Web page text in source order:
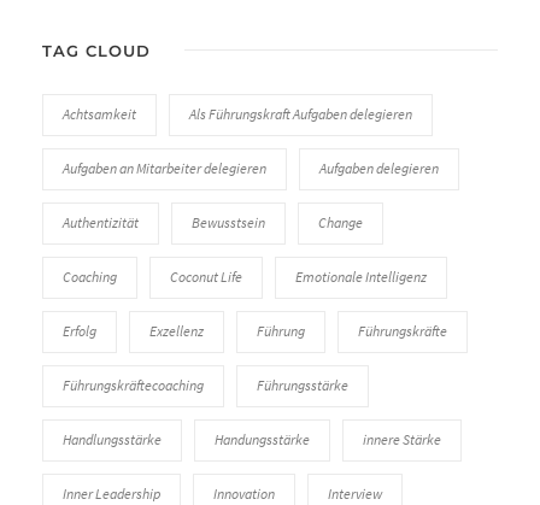
TAG CLOUD
Achtsamkeit Als Führungskraft Aufgaben delegieren
Aufgaben an Mitarbeiter delegieren Aufgaben delegieren
Authentizität Bewusstsein Change
Coaching Coconut Life Emotionale Intelligenz
Erfolg Exzellenz Führung Führungskräfte
Führungskräftecoaching Führungsstärke
Handlungsstärke Handungsstärke innere Stärke
Inner Leadership Innovation Interview